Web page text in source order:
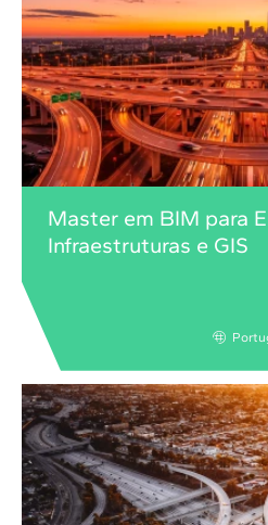
Master em BIM para
Infraestruturas e GIS